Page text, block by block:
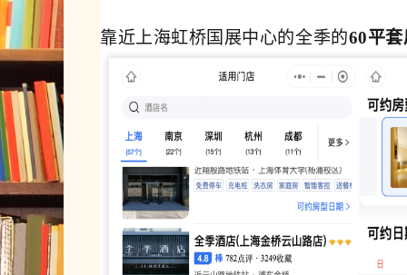
靠近上海虹桥国展中心的全季的60平套